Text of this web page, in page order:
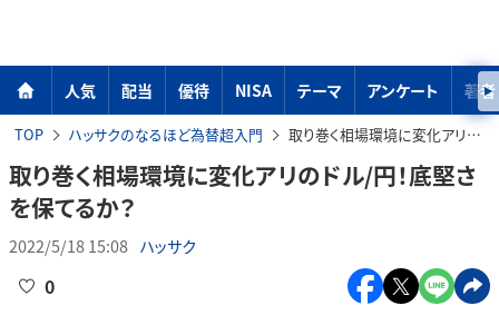
人気 配当 優待 NISA テーマ アンケート 著者
TOP ハッサクのなるほど為替超入門 取り巻く相場環境に変化アリのドル/円！底堅さを保てるか？
取り巻く相場環境に変化アリのドル/円！底堅さ
を保てるか？
2022/5/18 15:08 ハッサク
0